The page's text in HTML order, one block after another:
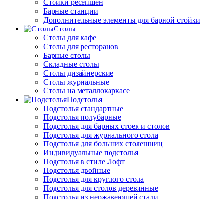
Стойки ресепшен
Барные станции
Дополнительные элементы для барной стойки
Столы
Столы для кафе
Столы для ресторанов
Барные столы
Складные столы
Столы дизайнерские
Столы журнальные
Столы на металлокаркасе
Подстолья
Подстолья стандартные
Подстолья полубарные
Подстолья для барных стоек и столов
Подстолья для журнального стола
Подстолья для больших столешниц
Индивидуальные подстолья
Подстолья в стиле Лофт
Подстолья двойные
Подстолья для круглого стола
Подстолья для столов деревянные
Подстолья из нержавеющей стали